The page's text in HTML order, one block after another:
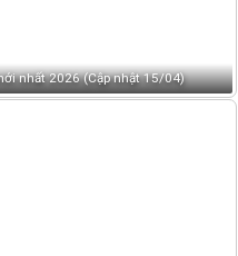
nhất 2026 (Cập nhật 15/04)